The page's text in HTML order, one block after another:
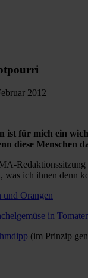
2012
ist für mich ein
diese Menschen
was ich ihnen denn
Orangen
in
(im Prinzip